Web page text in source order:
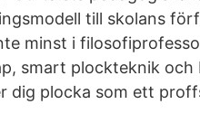
till skolans
minst i
smart plockteknik
dig plocka som ett